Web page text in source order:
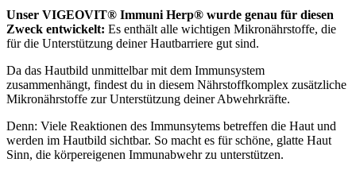
Unser VIGEOVIT® Immuni Herp® wurde genau für diesen
Zweck entwickelt: Es enthält alle wichtigen Mikronährstoffe, die
für die Unterstützung deiner Hautbarriere gut sind.
Da das Hautbild unmittelbar mit dem Immunsystem
zusammenhängt, findest du in diesem Nährstoffkomplex zusätzliche
Mikronährstoffe zur Unterstützung deiner Abwehrkräfte.
Denn: Viele Reaktionen des Immunsytems betreffen die Haut und
werden im Hautbild sichtbar. So macht es für schöne, glatte Haut
Sinn, die körpereigenen Immunabwehr zu unterstützen.